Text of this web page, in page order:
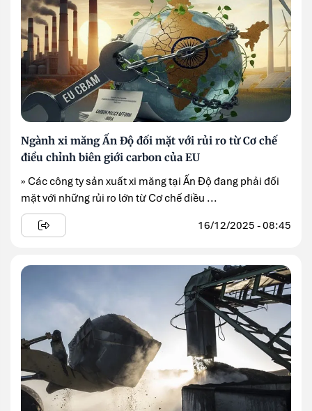
Ngành xi măng Ấn Độ đối mặt với rủi ro từ Cơ chế
điều chỉnh biên giới carbon của EU
» Các công ty sản xuất xi măng tại Ấn Độ đang phải đối
mặt với những rủi ro lớn từ Cơ chế điều ...
16/12/2025 - 08:45